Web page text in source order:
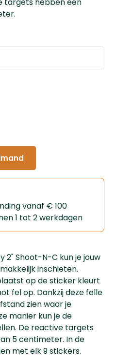
2" Shoot-N-C kun je jouw
inschieten.
op de sticker kleurt
fel op. Dankzij deze felle
zien waar je
manier kun je de
De reactive targets
5 centimeter. In de
met elk 9 stickers.
vanaf € 100
1 tot 2 werkdagen